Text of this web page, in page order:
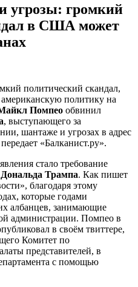
угрозы: громкий
в США может
политический скандал,
политику на
Помпео обвинил
, выступающего за
шантаже и угрозах в адрес
«Балканист.ру».
стало требование
Дональда Трампа. Как пишет
благодаря этому
которые годами
албанцев, занимающие
администрации. Помпео в
в своём твиттере,
Комитет по
представителей, в
с помощью